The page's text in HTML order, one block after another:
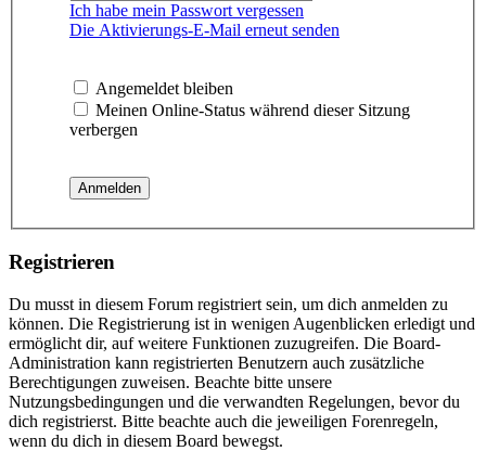
Ich habe mein Passwort vergessen
Die Aktivierungs-E-Mail erneut senden
Angemeldet bleiben
Meinen Online-Status während dieser Sitzung
verbergen
Registrieren
Du musst in diesem Forum registriert sein, um dich anmelden zu
können. Die Registrierung ist in wenigen Augenblicken erledigt und
ermöglicht dir, auf weitere Funktionen zuzugreifen. Die Board-
Administration kann registrierten Benutzern auch zusätzliche
Berechtigungen zuweisen. Beachte bitte unsere
Nutzungsbedingungen und die verwandten Regelungen, bevor du
dich registrierst. Bitte beachte auch die jeweiligen Forenregeln,
wenn du dich in diesem Board bewegst.